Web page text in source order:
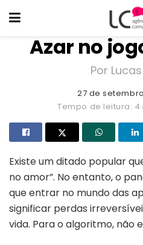
Azar no
Por
27 de
Tempo de leitura: 4
Existe um ditado popular
no amor”. No entanto, o
que entrar no mundo das
significar perdas
vida. Para o algoritmo, não